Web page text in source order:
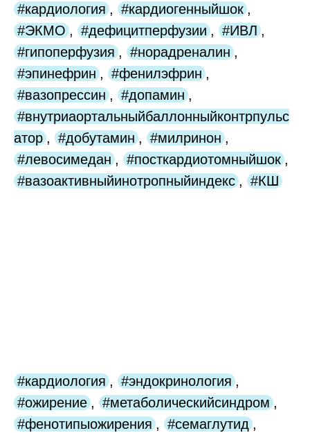
#кардиология , #кардиогенныйшок ,
#ЭКМО , #дефицитперфузии , #ИВЛ ,
#гипоперфузия , #норадреналин ,
#эпинефрин , #фенилэфрин ,
#вазопрессин , #допамин ,
#внутриаортальныйбаллонныйконтрпульс
атор , #добутамин , #милринон ,
#левосимедан , #посткардиотомныйшок ,
#вазоактивныйинотропныйиндекс , #КШ
#кардиология , #эндокринология ,
#ожирение , #метаболическийсиндром ,
#фенотипыожирения , #семаглутид ,